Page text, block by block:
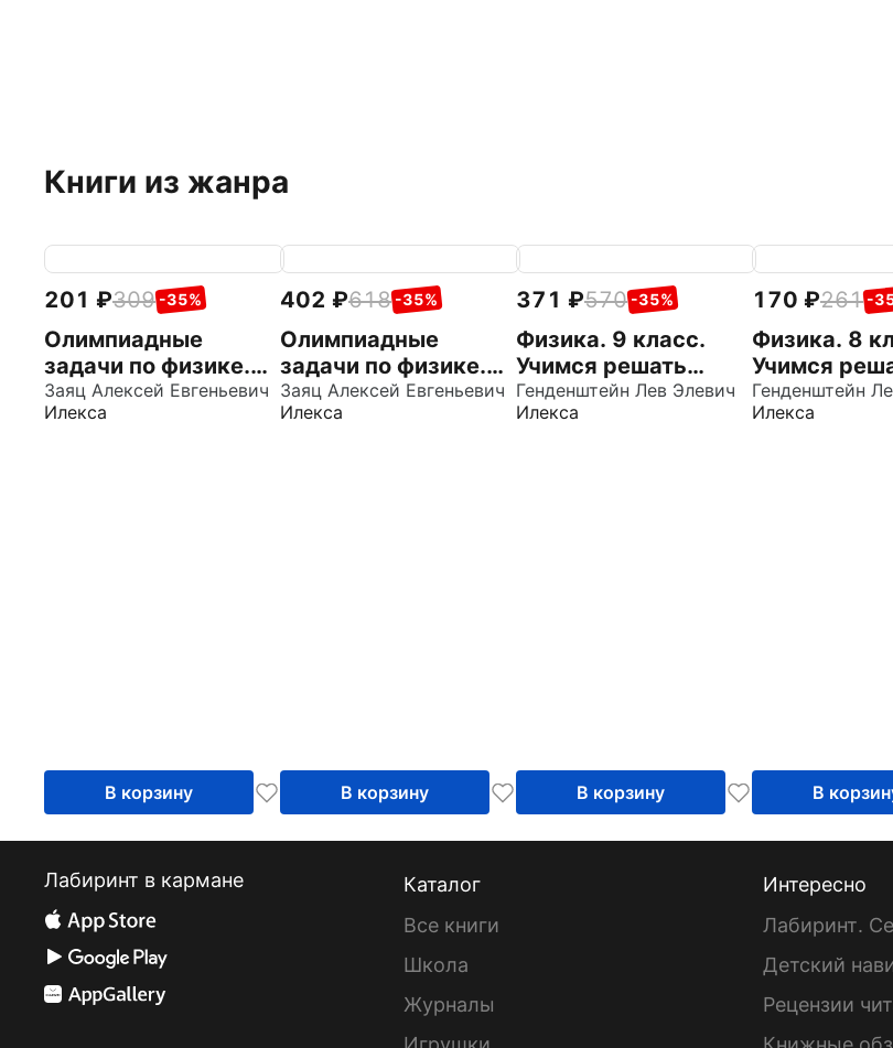
Книги из жанра
201 309 -35%
Олимпиадные
задачи по физике.
7-11 классы.
Школьный этап
Заяц Алексей Евгеньевич
Илекса
В корзину
402 618 -35%
Олимпиадные
задачи по физике.
7-11 классы.
Муниципальный
Заяц Алексей Евгеньевич
Илекса
В корзину
371 570 -35%
Физика. 9 класс.
Учимся решать
задачи. Подробные
решения.
Генденштейн Лев Элевич
Илекса
В корзину
170 261 -
Физика. 8
Учимся
задачи.
решения.
Генденштейн
Илекса
В
Лабиринт в кармане
Каталог
Все книги
Школа
Журналы
Интересно
Лабиринт.
Детский
Рецензии